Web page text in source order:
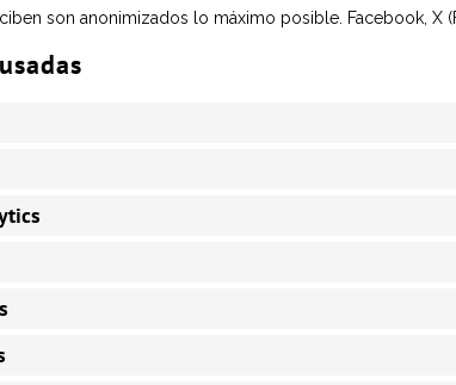
son anonimizados lo máximo posible. Facebook,